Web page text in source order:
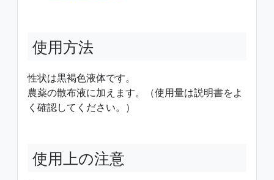
使用方法
性状は黒褐色液体です。
農薬の散布液に加えます。（使用量は説明書をよ
く確認してください。）
使用上の注意